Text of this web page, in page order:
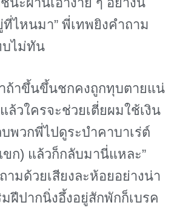
ที่ไหนมา” พี่เทพยิงคําถาม
บไม่ทัน
ถ้าขึ้นขึ้นชกคงถูกทุบตายแน่
ล้วใครจะช่วยเตี่ยผมใช้เงิน
พวกพี่ไปดูระบำคาบาเร่ต์
ก) แล้วก็กลับมานี่แหละ”
ามด้วยเสียงละห้อยอย่างน่า
ฝีปากนิ่งอึ้งอยู่สักพักก็เบรค